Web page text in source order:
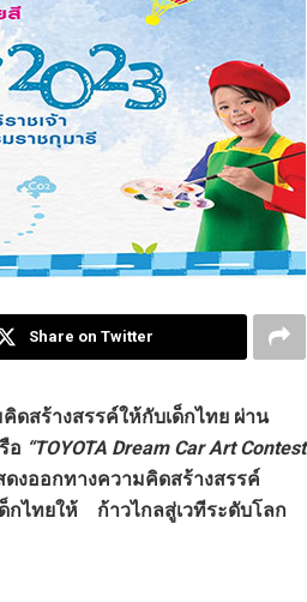
Share on Twitter
ดสร้างสรรค์ให้กับเด็กไทย ผ่าน
อ “TOYOTA Dream Car Art Contest
งออกทางความคิดสร้างสรรค์
ไทยให้ ก้าวไกลสู่เวทีระดับโลก